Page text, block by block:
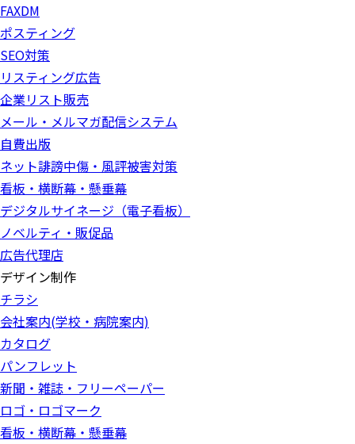
FAXDM
ポスティング
SEO対策
リスティング広告
企業リスト販売
メール・メルマガ配信システム
自費出版
ネット誹謗中傷・風評被害対策
看板・横断幕・懸垂幕
デジタルサイネージ（電子看板）
ノベルティ・販促品
広告代理店
デザイン制作
チラシ
会社案内(学校・病院案内)
カタログ
パンフレット
新聞・雑誌・フリーペーパー
ロゴ・ロゴマーク
看板・横断幕・懸垂幕